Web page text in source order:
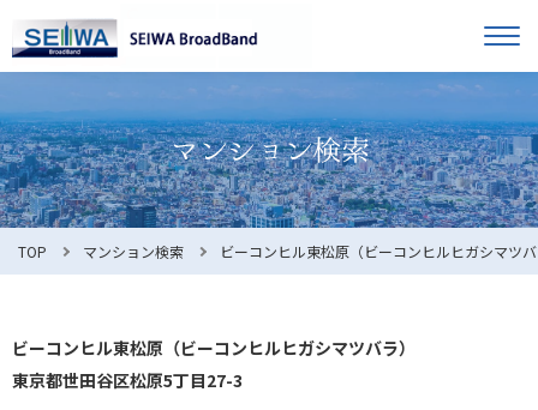
オーナー様へ
入居者様へ
お知らせ
利用規約
TOP マンション検索 ビーコンヒル東松原（ビーコンヒルヒガシマツ
ビーコンヒル東松原（ビーコンヒルヒガシマツバラ）
東京都世田谷区松原5丁目27-3